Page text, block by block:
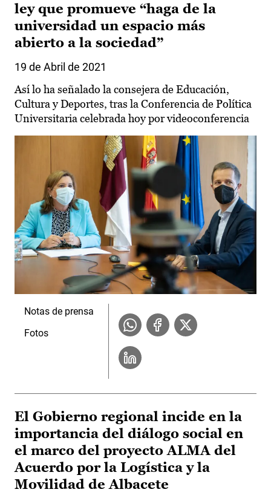
ley que promueve “haga de la
universidad un espacio más
abierto a la sociedad”
19 de Abril de 2021
Así lo ha señalado la consejera de Educación,
Cultura y Deportes, tras la Conferencia de Política
Universitaria celebrada hoy por videoconferencia
Notas de prensa
Fotos
El Gobierno regional incide en la
importancia del diálogo social en
el marco del proyecto ALMA del
Acuerdo por la Logística y la
Movilidad de Albacete